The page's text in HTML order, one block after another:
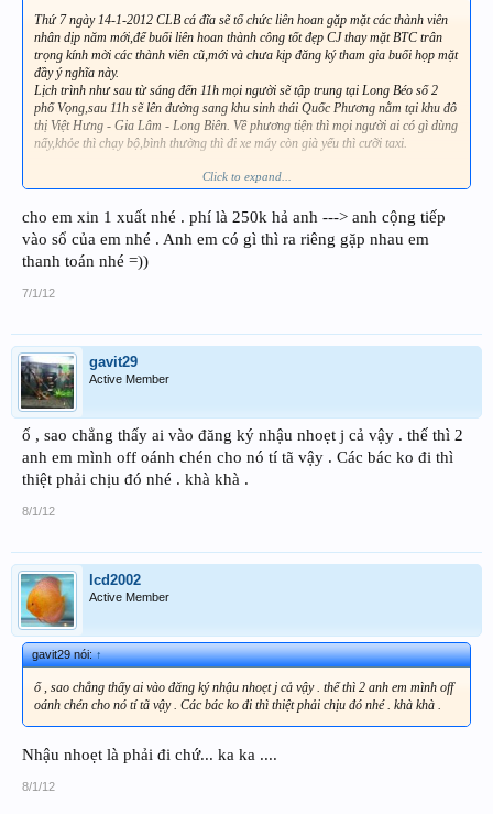
Thứ 7 ngày 14-1-2012 CLB cá đĩa sẽ tổ chức liên hoan gặp mặt các thành viên
nhân dịp năm mới,để buổi liên hoan thành công tốt đẹp CJ thay mặt BTC trân
trọng kính mời các thành viên cũ,mới và chưa kịp đăng ký tham gia buổi họp mặt
đầy ý nghĩa này.
Lịch trình như sau từ sáng đến 11h mọi người sẽ tập trung tại Long Béo số 2
phố Vọng,sau 11h sẽ lên đường sang khu sinh thái Quốc Phương nằm tại khu đô
thị Việt Hưng - Gia Lâm - Long Biên. Về phương tiện thì mọi người ai có gì dùng
nấy,khỏe thì chạy bộ,bình thường thì đi xe máy còn già yếu thì cưỡi taxi.
Chi phí cho mỗi đầu người là 250k đóng trực tiếp cho CJ nhé,sau khi ăn nhậu sẽ
Thành viên đăng ký tại topic này luôn,CJ sẽ up date liên tục.
Mọi thông tin chi tiết xin liên hệ trực tiếp với CJ theo số 0904375959.
Click to expand...
cho em xin 1 xuất nhé . phí là 250k hả anh ---> anh cộng tiếp
vào sổ của em nhé . Anh em có gì thì ra riêng gặp nhau em
thanh toán nhé =))
7/1/12
gavit29
Active Member
ố , sao chẳng thấy ai vào đăng ký nhậu nhoẹt j cả vậy . thế thì 2
anh em mình off oánh chén cho nó tí tã vậy . Các bác ko đi thì
thiệt phải chịu đó nhé . khà khà .
8/1/12
lcd2002
Active Member
gavit29 nói:↑
ố , sao chẳng thấy ai vào đăng ký nhậu nhoẹt j cả vậy . thế thì 2 anh em mình off
oánh chén cho nó tí tã vậy . Các bác ko đi thì thiệt phải chịu đó nhé . khà khà .
Nhậu nhoẹt là phải đi chứ... ka ka ....
8/1/12